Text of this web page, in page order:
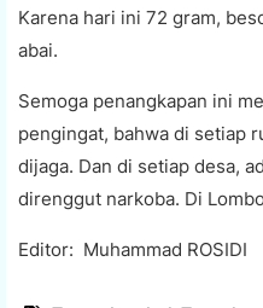
Karena hari ini 72 gram,
abai.
Semoga penangkapan ini
pengingat, bahwa di setiap
dijaga. Dan di setiap desa,
direnggut narkoba. Di
Editor: Muhammad ROSIDI